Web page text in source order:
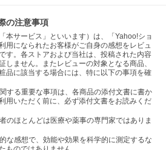
の注意事項
本サービス」といいます）は、「Yahoo!ショ
用になられたお客様がご自身の感想をレビュ
す。各ストアおよび当社は、投稿された内容
しません。またレビューの対象となる商品、
品に該当する場合には、特に以下の事項を確
する重要な事項は、各商品の添付文書に書か
用いただく前に、必ず添付文書をお読みくだ
のほとんどは医療や薬事の専門家ではありま
な感想で、効能や効果を科学的に測定するな